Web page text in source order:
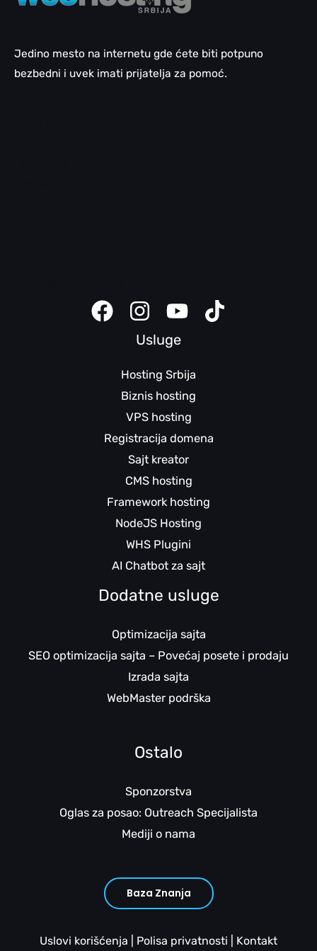
Jedino mesto na internetu gde ćete biti potpuno
bezbedni i uvek imati prijatelja za pomoć.
Usluge
Hosting Srbija
Biznis hosting
VPS hosting
Registracija domena
Sajt kreator
CMS hosting
Framework hosting
NodeJS Hosting
WHS Plugini
AI Chatbot za sajt
Dodatne usluge
Optimizacija sajta
SEO optimizacija sajta – Povećaj posete i prodaju
Izrada sajta
WebMaster podrška
Ostalo
Sponzorstva
Oglas za posao: Outreach Specijalista
Mediji o nama
Baza Znanja
Uslovi korišćenja Polisa privatnosti Kontakt